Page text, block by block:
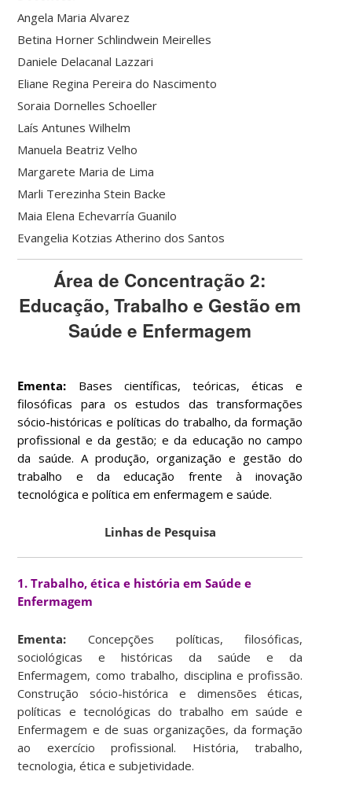
Angela Maria Alvarez
Betina Horner Schlindwein Meirelles
Daniele Delacanal Lazzari
Eliane Regina Pereira do Nascimento
Soraia Dornelles Schoeller
Laís Antunes Wilhelm
Manuela Beatriz Velho
Margarete Maria de Lima
Marli Terezinha Stein Backe
Maia Elena Echevarría Guanilo
Evangelia Kotzias Atherino dos Santos
Área de Concentração 2:
Educação, Trabalho e Gestão em
Saúde e Enfermagem
Ementa: Bases científicas, teóricas, éticas e
filosóficas para os estudos das transformações
sócio-históricas e políticas do trabalho, da formação
profissional e da gestão; e da educação no campo
da saúde. A produção, organização e gestão do
trabalho e da educação frente à inovação
tecnológica e política em enfermagem e saúde.
Linhas de Pesquisa
1. Trabalho, ética e história em Saúde e
Enfermagem
Ementa: Concepções políticas, filosóficas,
sociológicas e históricas da saúde e da
Enfermagem, como trabalho, disciplina e profissão.
Construção sócio-histórica e dimensões éticas,
políticas e tecnológicas do trabalho em saúde e
Enfermagem e de suas organizações, da formação
ao exercício profissional. História, trabalho,
tecnologia, ética e subjetividade.